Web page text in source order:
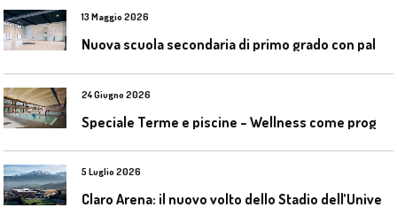
13 Maggio 2026
24 Giugno 2026
5 Luglio 2026